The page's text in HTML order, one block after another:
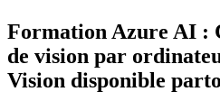
Formation Azure AI :
de vision par
Vision disponible